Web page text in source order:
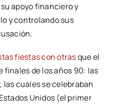
apoyo financiero y
y controlando sus
fiestas con otrasque el
finales de los años 90: las
, las cuales se celebraban
Unidos (el primer